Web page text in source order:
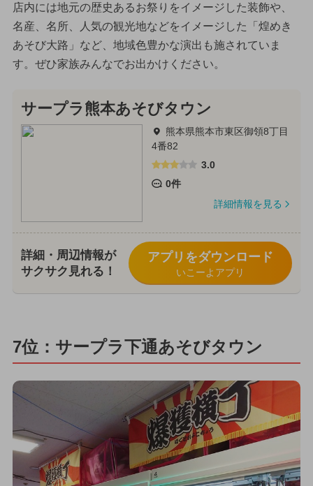
店内には地元の歴史あるお祭りをイメージした装飾や、
名産、名所、人気の観光地などをイメージした「煌めき
あそび大路」など、地域色豊かな演出も施されていま
す。ぜひ家族みんなでお出かけください。
サープラ熊本あそびタウン
熊本県熊本市東区御領8丁目
4番82
3.0
0件
詳細情報を見る
詳細・周辺情報が
サクサク見れる！
アプリをダウンロード
いこーよアプリ
7位：サープラ下通あそびタウン